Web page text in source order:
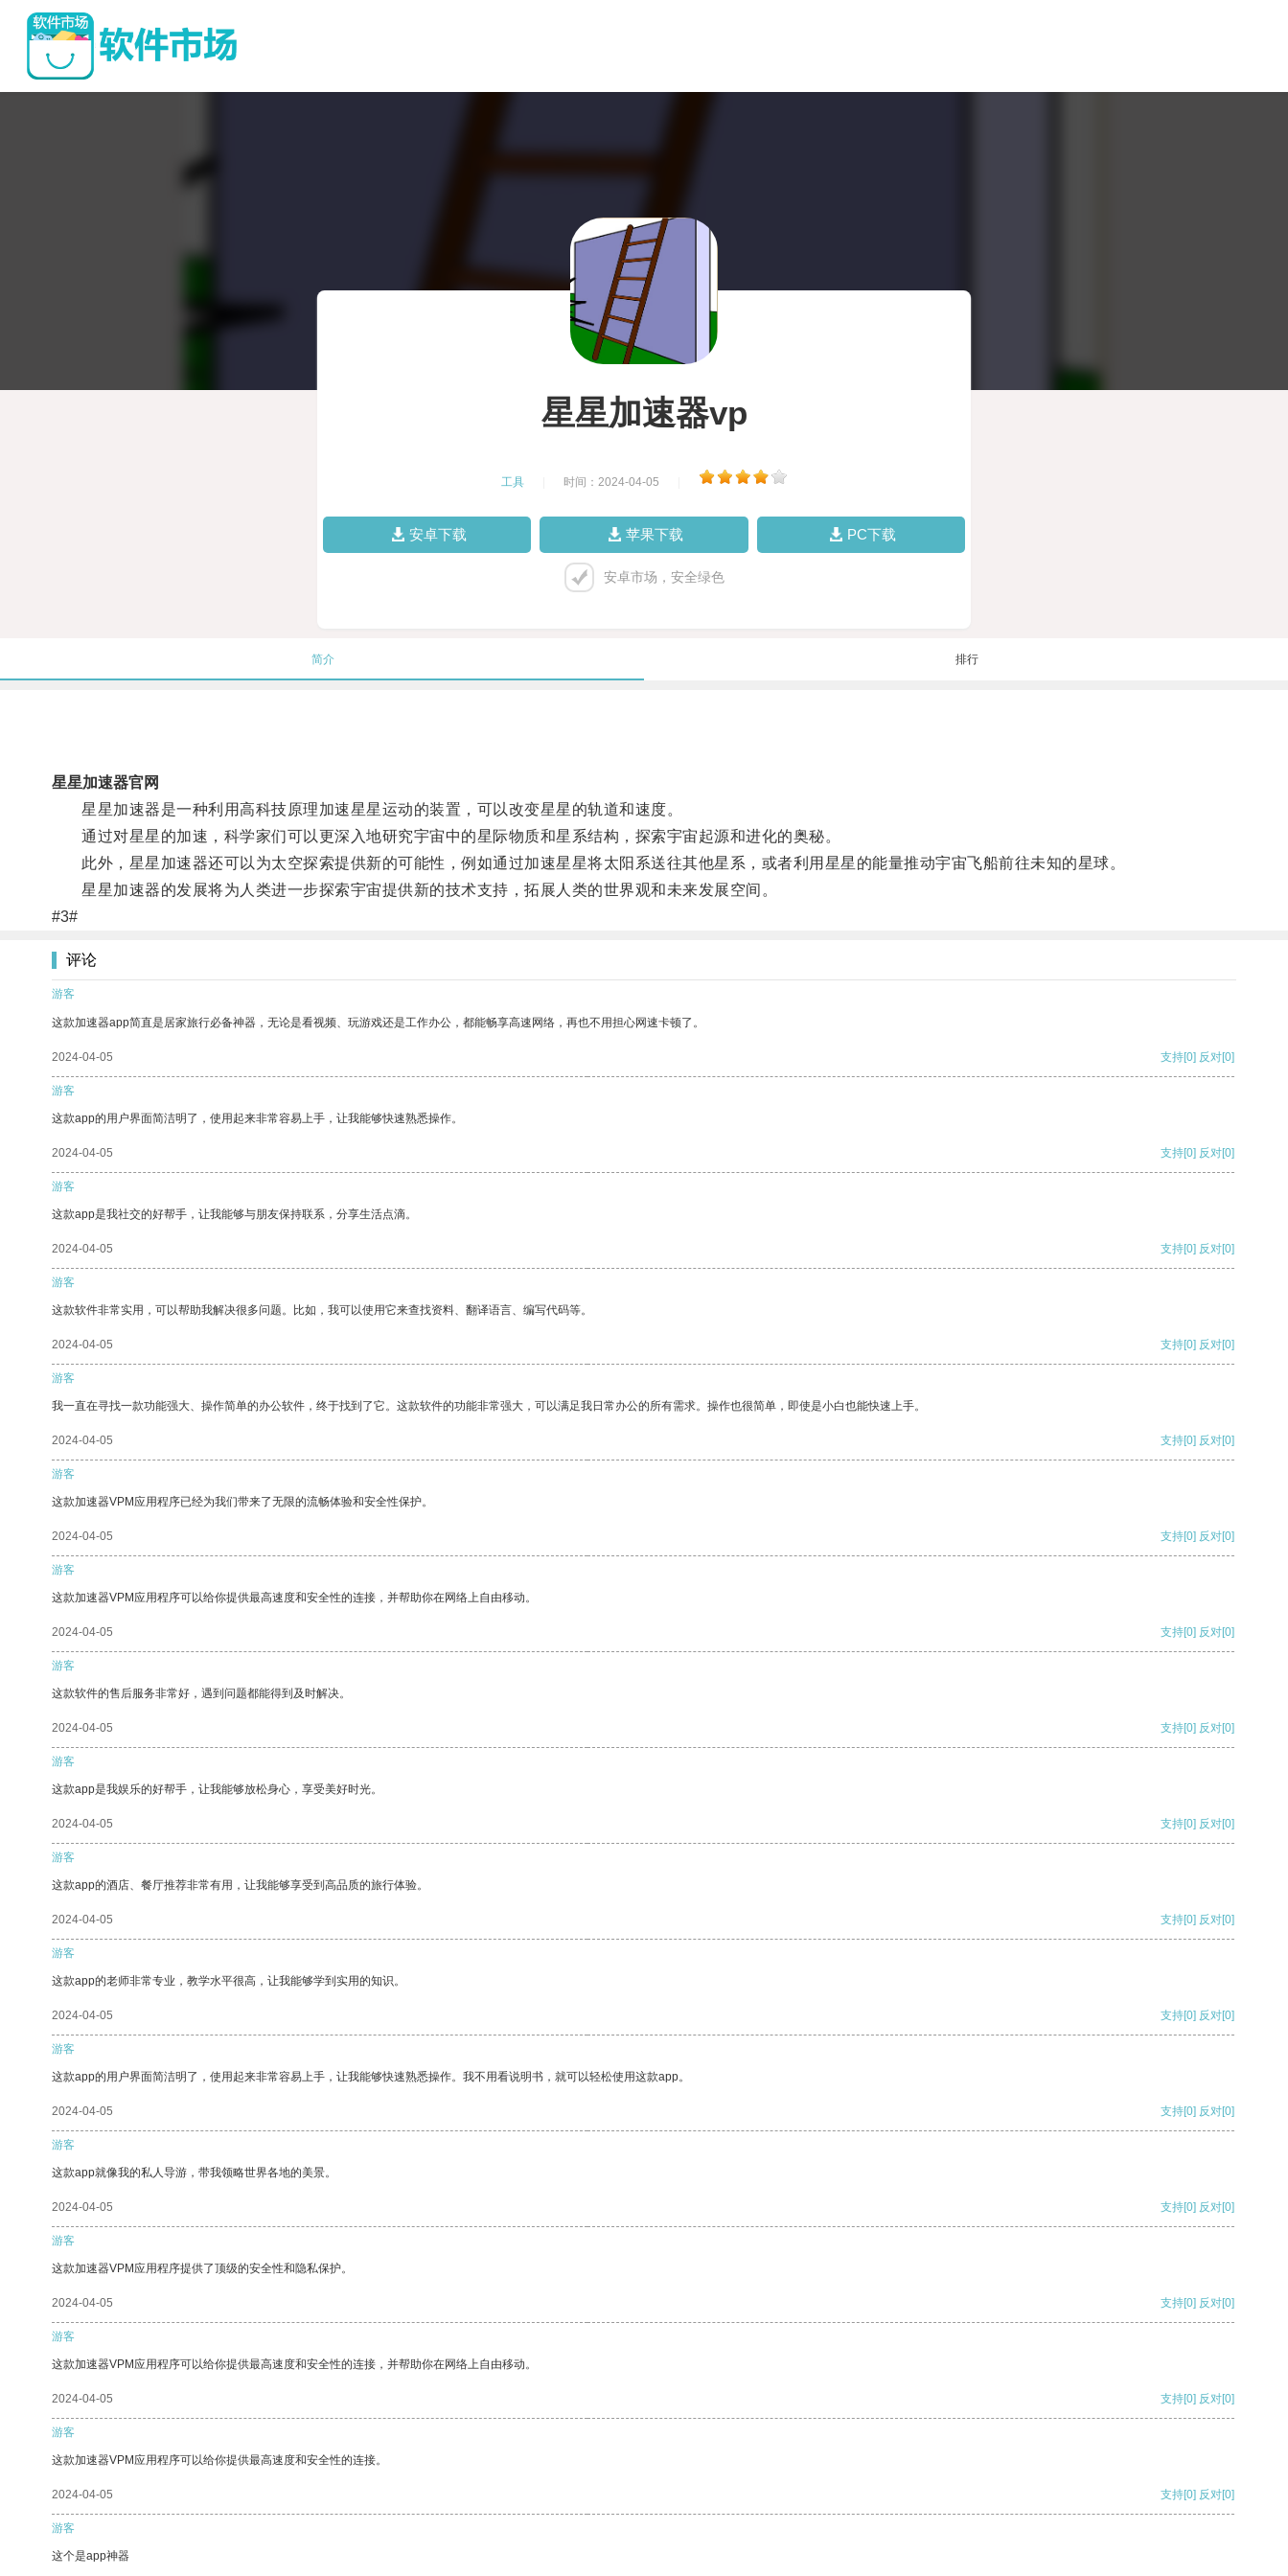
星星加速器vp
工具 时间：2024-04-05
安卓下载 苹果下载 PC下载
安卓市场，安全绿色
简介 排行
星星加速器官网
星星加速器是一种利用高科技原理加速星星运动的装置，可以改变星星的轨道和速度。
通过对星星的加速，科学家们可以更深入地研究宇宙中的星际物质和星系结构，探索宇宙起源和进化的奥秘。
此外，星星加速器还可以为太空探索提供新的可能性，例如通过加速星星将太阳系送往其他星系，或者利用星星的能量推动宇宙飞船前往未知的星球。
星星加速器的发展将为人类进一步探索宇宙提供新的技术支持，拓展人类的世界观和未来发展空间。
#3#
评论
游客
这款加速器app简直是居家旅行必备神器，无论是看视频、玩游戏还是工作办公，都能畅享高速网络，再也不用担心网速卡顿了。
2024-04-05 支持[0] 反对[0]
游客
这款app的用户界面简洁明了，使用起来非常容易上手，让我能够快速熟悉操作。
2024-04-05 支持[0] 反对[0]
游客
这款app是我社交的好帮手，让我能够与朋友保持联系，分享生活点滴。
2024-04-05 支持[0] 反对[0]
游客
这款软件非常实用，可以帮助我解决很多问题。比如，我可以使用它来查找资料、翻译语言、编写代码等。
2024-04-05 支持[0] 反对[0]
游客
我一直在寻找一款功能强大、操作简单的办公软件，终于找到了它。这款软件的功能非常强大，可以满足我日常办公的所有需求。操作也很简单，即使是小白也能快速上手。
2024-04-05 支持[0] 反对[0]
游客
这款加速器VPM应用程序已经为我们带来了无限的流畅体验和安全性保护。
2024-04-05 支持[0] 反对[0]
游客
这款加速器VPM应用程序可以给你提供最高速度和安全性的连接，并帮助你在网络上自由移动。
2024-04-05 支持[0] 反对[0]
游客
这款软件的售后服务非常好，遇到问题都能得到及时解决。
2024-04-05 支持[0] 反对[0]
游客
这款app是我娱乐的好帮手，让我能够放松身心，享受美好时光。
2024-04-05 支持[0] 反对[0]
游客
这款app的酒店、餐厅推荐非常有用，让我能够享受到高品质的旅行体验。
2024-04-05 支持[0] 反对[0]
游客
这款app的老师非常专业，教学水平很高，让我能够学到实用的知识。
2024-04-05 支持[0] 反对[0]
游客
这款app的用户界面简洁明了，使用起来非常容易上手，让我能够快速熟悉操作。我不用看说明书，就可以轻松使用这款app。
2024-04-05 支持[0] 反对[0]
游客
这款app就像我的私人导游，带我领略世界各地的美景。
2024-04-05 支持[0] 反对[0]
游客
这款加速器VPM应用程序提供了顶级的安全性和隐私保护。
2024-04-05 支持[0] 反对[0]
游客
这款加速器VPM应用程序可以给你提供最高速度和安全性的连接，并帮助你在网络上自由移动。
2024-04-05 支持[0] 反对[0]
游客
这款加速器VPM应用程序可以给你提供最高速度和安全性的连接。
2024-04-05 支持[0] 反对[0]
游客
这个是app神器